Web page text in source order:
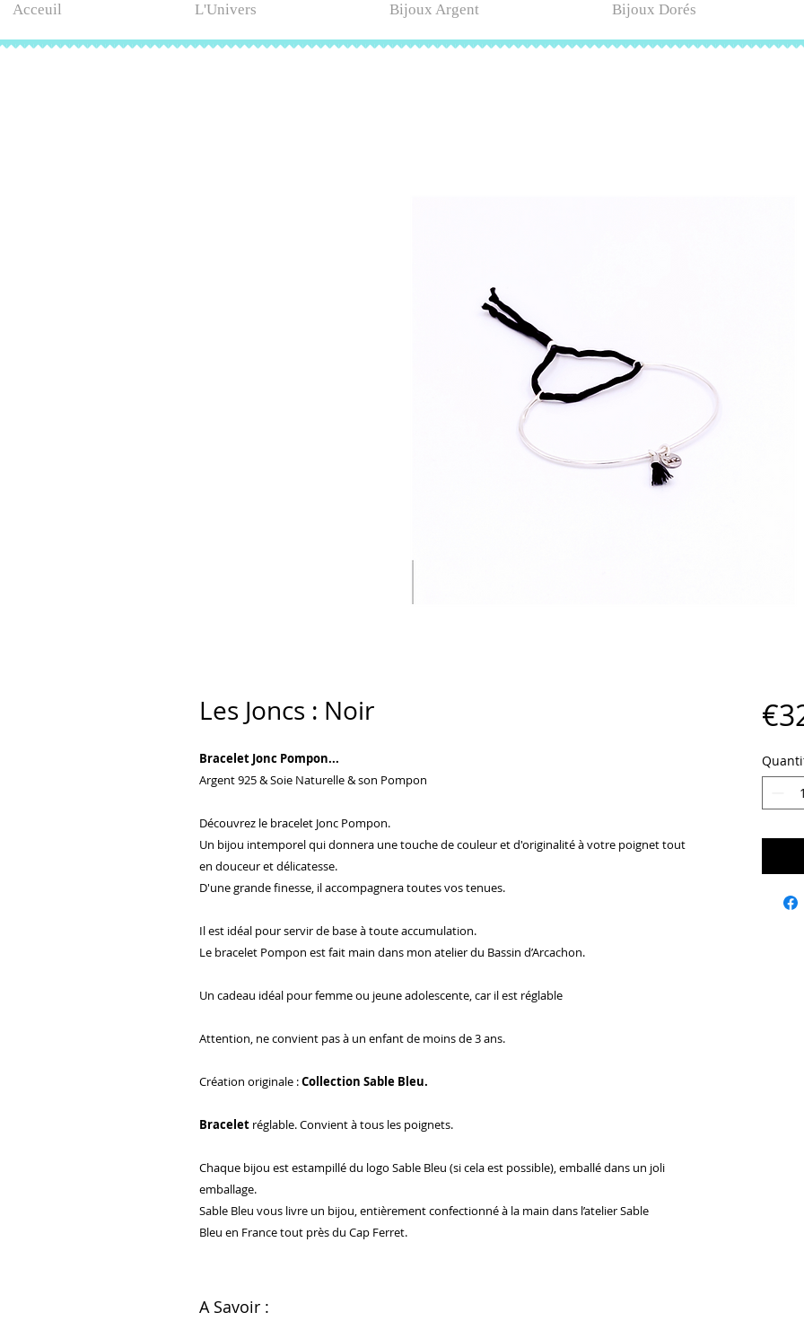
Acceuil L'Univers Bijoux Argent Bijoux Dorés
Les Joncs : Noir
Bracelet Jonc Pompon...
Argent 925 & Soie Naturelle & son Pompon
Découvrez le bracelet Jonc Pompon.
Un bijou intemporel qui donnera une touche de couleur et d'originalité à votre poignet tout
en douceur et délicatesse.
D'une grande finesse, il accompagnera toutes vos tenues.
Il est idéal pour servir de base à toute accumulation.
Le bracelet Pompon est fait main dans mon atelier du Bassin d’Arcachon.
Un cadeau idéal pour femme ou jeune adolescente, car il est réglable
Attention, ne convient pas à un enfant de moins de 3 ans.
Création originale :Collection Sable Bleu.
Bracelet réglable. Convient à tous les poignets.
Chaque bijou est estampillé du logo Sable Bleu (si cela est possible), emballé dans un joli
emballage.
Sable Bleu vous livre un bijou, entièrement confectionné à la main dans l’atelier Sable
Bleu en France tout près du Cap Ferret.
A Savoir :